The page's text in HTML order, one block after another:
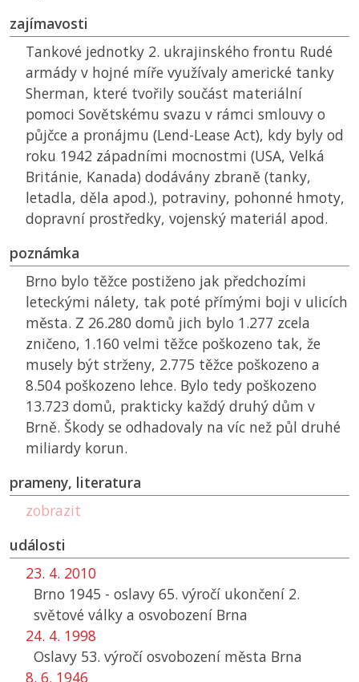
zajímavosti
Tankové jednotky 2. ukrajinského frontu Rudé
armády v hojné míře využívaly americké tanky
Sherman, které tvořily součást materiální
pomoci Sovětskému svazu v rámci smlouvy o
půjčce a pronájmu (Lend-Lease Act), kdy byly od
roku 1942 západními mocnostmi (USA, Velká
Británie, Kanada) dodávány zbraně (tanky,
letadla, děla apod.), potraviny, pohonné hmoty,
dopravní prostředky, vojenský materiál apod.
poznámka
Brno bylo těžce postiženo jak předchozími
leteckými nálety, tak poté přímými boji v ulicích
města. Z 26.280 domů jich bylo 1.277 zcela
zničeno, 1.160 velmi těžce poškozeno tak, že
musely být strženy, 2.775 těžce poškozeno a
8.504 poškozeno lehce. Bylo tedy poškozeno
13.723 domů, prakticky každý druhý dům v
Brně. Škody se odhadovaly na víc než půl druhé
miliardy korun.
prameny, literatura
zobrazit
události
23. 4. 2010
Brno 1945 - oslavy 65. výročí ukončení 2.
světové války a osvobození Brna
24. 4. 1998
Oslavy 53. výročí osvobození města Brna
8. 6. 1946